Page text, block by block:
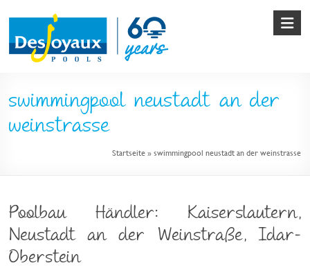
content
&
Poolbau
swimmingpool neustadt an der
weinstrasse
Startseite»swimmingpool neustadt an der weinstrasse
Poolbau Händler: Kaiserslautern,
Neustadt an der Weinstraße, Idar-
Oberstein